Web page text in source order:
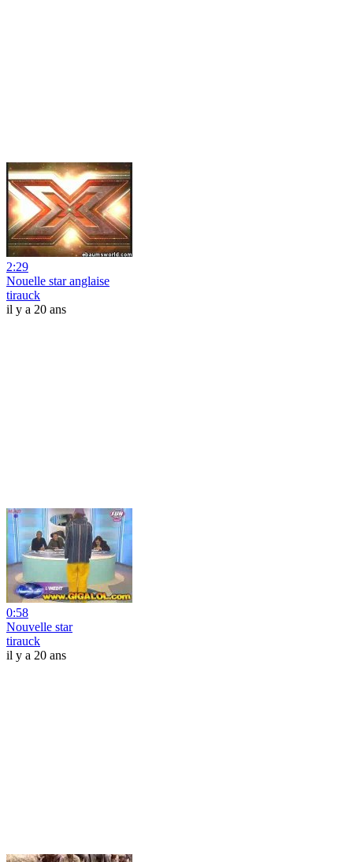
2:29
Nouelle star anglaise
tirauck
il y a 20 ans
0:58
Nouvelle star
tirauck
il y a 20 ans